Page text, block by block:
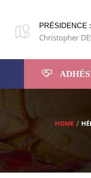
PRÉSIDENCE :
Christopher
HOME